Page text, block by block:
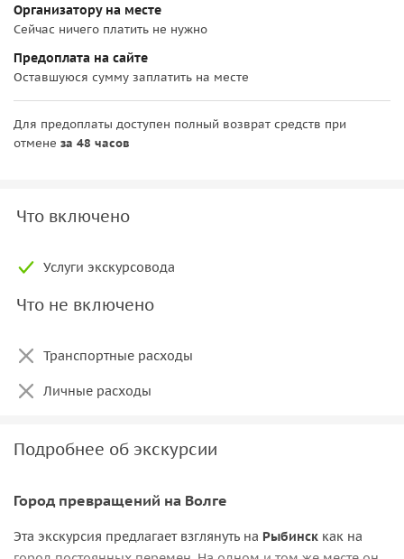
Организатору на месте
Сейчас ничего платить не нужно
Предоплата на сайте
Оставшуюся сумму заплатить на месте
Для предоплаты доступен полный возврат средств при
отмене за 48 часов
Что включено
Услуги экскурсовода
Что не включено
Транспортные расходы
Личные расходы
Подробнее об экскурсии
Город превращений на Волге
Эта экскурсия предлагает взглянуть на Рыбинск как на